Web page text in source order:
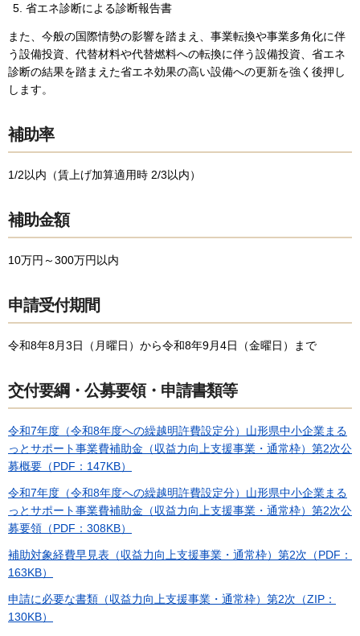
省エネ診断による診断報告書
また、今般の国際情勢の影響を踏まえ、事業転換や事業多角化に伴
う設備投資、代替材料や代替燃料への転換に伴う設備投資、省エネ
診断の結果を踏まえた省エネ効果の高い設備への更新を強く後押し
します。
補助率
1/2以内（賃上げ加算適用時 2/3以内）
補助金額
10万円～300万円以内
申請受付期間
令和8年8月3日（月曜日）から令和8年9月4日（金曜日）まで
交付要綱・公募要領・申請書類等
令和7年度（令和8年度への繰越明許費設定分）山形県中小企業まる
っとサポート事業費補助金（収益力向上支援事業・通常枠）第2次公
募概要（PDF：147KB）
令和7年度（令和8年度への繰越明許費設定分）山形県中小企業まる
っとサポート事業費補助金（収益力向上支援事業・通常枠）第2次公
募要領（PDF：308KB）
補助対象経費早見表（収益力向上支援事業・通常枠）第2次（PDF：
163KB）
申請に必要な書類（収益力向上支援事業・通常枠）第2次（ZIP：
130KB）